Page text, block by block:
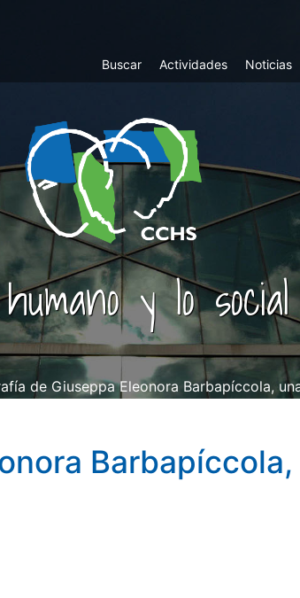
Top
Buscar Actividades Noticias
y lo social
de Giuseppa Eleonora Barbapíccola,